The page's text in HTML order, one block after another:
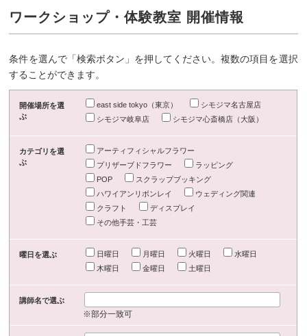
ワークショップ・体験教室 開催情報
条件を選んで「検索ボタン」を押してください。複数の項目を選択
することができます。
開催場所を選
ぶ
east side tokyo（東京）
シモジマ名古屋店
シモジマ岐阜店
シモジマ心斎橋店（大阪）
カテゴリを選
ぶ
アーティフィシャルフラワー
プリザーブドフラワー
ラッピング
POP
スクラップブッキング
ハワイアンリボンレイ
ウェディング関連
クラフト
ディスプレイ
その他手芸・工芸
曜日を選ぶ 日曜日 月曜日 火曜日
水曜日
木曜日
金曜日 土曜日
講師名で選ぶ
※部分一致可